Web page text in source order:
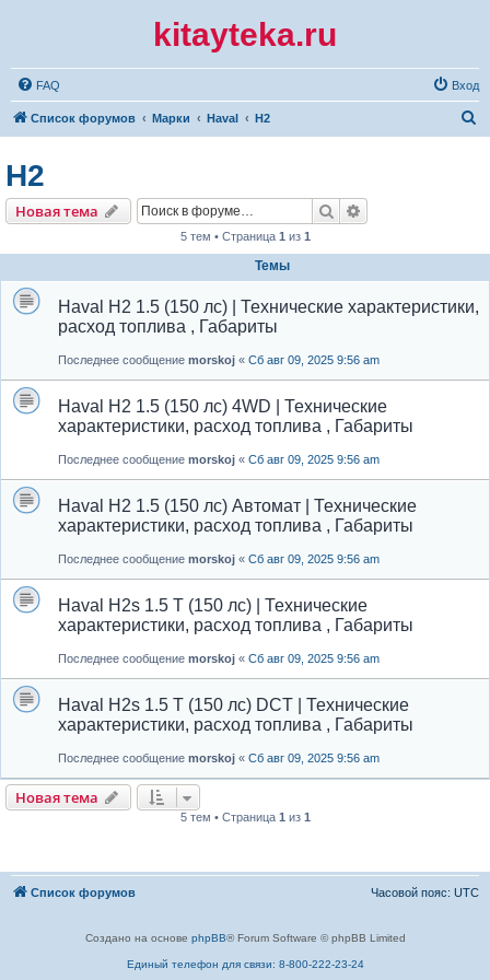
kitayteka.ru
FAQ Вход
Список форумов Марки Haval H2
H2
Новая тема Поиск
5 тем • Страница 1 из 1
Темы
Haval H2 1.5 (150 лс) | Технические характеристики,
расход топлива , Габариты
Последнее сообщение morskoj « Сб авг 09, 2025 9:56 am
Haval H2 1.5 (150 лс) 4WD | Технические
характеристики, расход топлива , Габариты
Последнее сообщение morskoj « Сб авг 09, 2025 9:56 am
Haval H2 1.5 (150 лс) Автомат | Технические
характеристики, расход топлива , Габариты
Последнее сообщение morskoj « Сб авг 09, 2025 9:56 am
Haval H2s 1.5 T (150 лс) | Технические
характеристики, расход топлива , Габариты
Последнее сообщение morskoj « Сб авг 09, 2025 9:56 am
Haval H2s 1.5 T (150 лс) DCT | Технические
характеристики, расход топлива , Габариты
Последнее сообщение morskoj « Сб авг 09, 2025 9:56 am
Новая тема
5 тем • Страница 1 из 1
Список форумов Часовой пояс: UTC
Создано на основе phpBB® Forum Software © phpBB Limited
Единый телефон для связи: 8-800-222-23-24